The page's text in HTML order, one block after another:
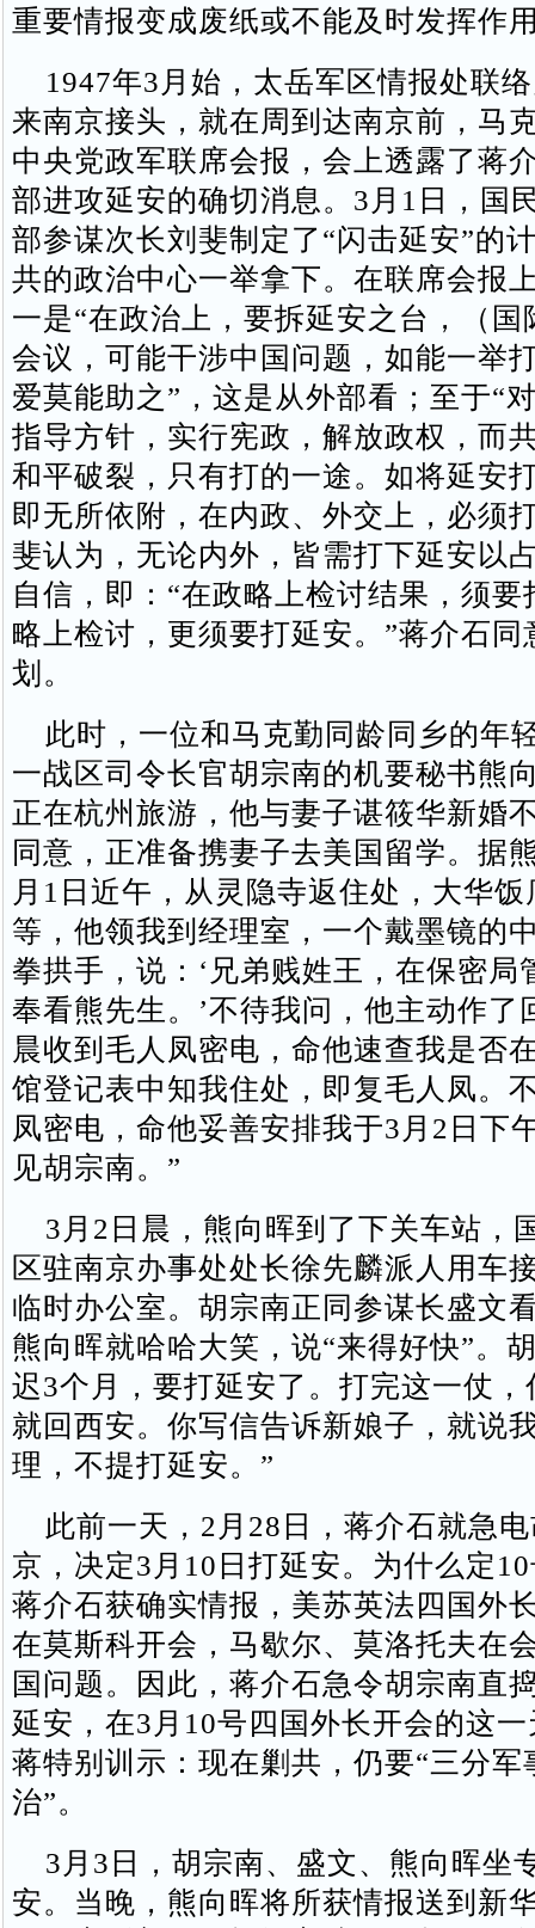
重要情报变成废纸或不能及时发挥作
1947年3月始，太岳军区情报处联
来南京接头，就在周到达南京前，马
中央党政军联席会报，会上透露了蒋
部进攻延安的确切消息。3月1日，国
部参谋次长刘斐制定了“闪击延安”的
共的政治中心一举拿下。在联席会报
一是“在政治上，要拆延安之台，（国
会议，可能干涉中国问题，如能一举
爱莫能助之”，这是从外部看；至于“
指导方针，实行宪政，解放政权，而
和平破裂，只有打的一途。如将延安
即无所依附，在内政、外交上，必须
斐认为，无论内外，皆需打下延安以
自信，即：“在政略上检讨结果，须要
略上检讨，更须要打延安。”蒋介石同
划。
此时，一位和马克勤同龄同乡的年
一战区司令长官胡宗南的机要秘书熊
正在杭州旅游，他与妻子谌筱华新婚
同意，正准备携妻子去美国留学。据
月1日近午，从灵隐寺返住处，大华
等，他领我到经理室，一个戴墨镜的
拳拱手，说：‘兄弟贱姓王，在保密局
奉看熊先生。’不待我问，他主动作了
晨收到毛人凤密电，命他速查我是否
馆登记表中知我住处，即复毛人凤。
凤密电，命他妥善安排我于3月2日下
见胡宗南。”
3月2日晨，熊向晖到了下关车站，
区驻南京办事处处长徐先麟派人用车
临时办公室。胡宗南正同参谋长盛文
熊向晖就哈哈大笑，说“来得好快”。
迟3个月，要打延安了。打完这一仗
就回西安。你写信告诉新娘子，就说
理，不提打延安。”
此前一天，2月28日，蒋介石就急
京，决定3月10日打延安。为什么定
蒋介石获确实情报，美苏英法四国外
在莫斯科开会，马歇尔、莫洛托夫在
国问题。因此，蒋介石急令胡宗南直
延安，在3月10号四国外长开会的这
蒋特别训示：现在剿共，仍要“三分军
治”。
3月3日，胡宗南、盛文、熊向晖坐
安。当晚，熊向晖将所获情报送到新